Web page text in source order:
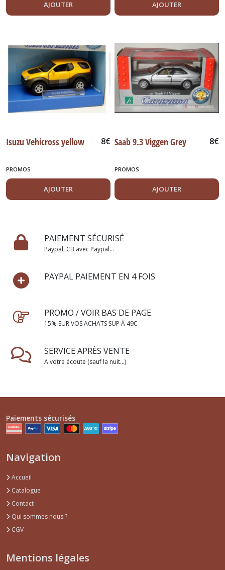
AJOUTER AJOUTER
Isuzu Vehicross yellow 8€
PROMOS
AJOUTER
Saab 9.3 Viggen Grey 8€
PROMOS
AJOUTER
PAIEMENT SÉCURISÉ
Paypal, CB avec Paypal...
PAYPAL PAIEMENT EN 4 FOIS
PROMO / VOIR BAS DE PAGE
15% SUR VOS ACHATS SUP À 49€
SERVICE APRÈS VENTE
A votre écoute (sauf la nuit...)
Paiements sécurisés
Navigation
Accueil
Catalogue
Contact
Qui sommes nous ?
CGV
Mentions légales